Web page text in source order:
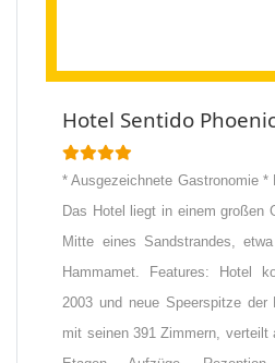
Hotel Sentido
* Ausgezeichnete Gastronomie
Das Hotel liegt in einem großen
Mitte eines Sandstrandes,
Hammamet. Features: Hotel
2003 und neue Speerspitze
mit seinen 391 Zimmern,